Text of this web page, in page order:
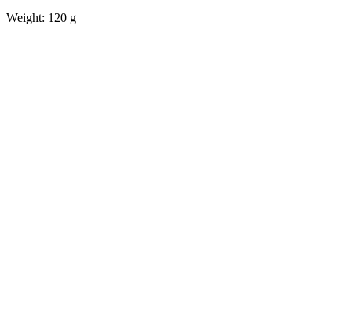
Weight: 120 g